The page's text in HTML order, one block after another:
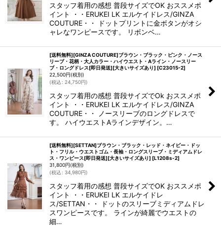
スタッフ着用の感想 普段サイズでOK おススメポ
イント ・・ERUKEI LK エルケイドレス/GINZA
COUTURE・・ ドットプリントに金ボタンがオシ
ャレなワンピースです。 リボンベ…
[送料無料][GINZA COUTURE]ブラウン・ブラック・ピンク・ノース
リーブ・花柄・大人カラー・ハイウエスト・Aライン・ノースリー
ブ・ロングドレス[即日発送][大きいサイズあり] [C23015-2]
22,500円(税別)
(税込 : 24,750円)
スタッフ着用の感想 普段サイズでOk おススメポ
イント ・・ERUKEI LK エルケイドレス/GINZA
COUTURE・・ ノースリーブのロングドレスで
す。 ハイウエストAラインデザイン。…
[送料無料][SETTAN]ブラウン・ブラック・レッド・ネイビー・ドッ
ト・フリル・ウエストゴム・長袖・ロングスリーブ・ミディアムドレ
ス・ワンピース[即日発送][大きいサイズあり] [L1208s-2]
31,800円(税別)
(税込 : 34,980円)
スタッフ着用の感想 普段サイズでOK おススメポ
イント ・・ERUKEI LK エルケイドレ
ス/SETTAN・・ ドットのスリーブミディアムドレ
スワンピースです。 ラインが綺麗でウエストの
細…